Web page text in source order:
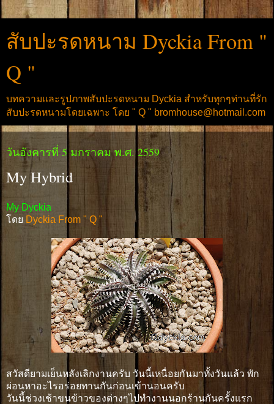
สับปะรดหนาม Dyckia From "
Q "
บทความและรูปภาพสับปะรดหนาม Dyckia สำหรับทุกๆท่านที่รัก
สับปะรดหนามโดยเฉพาะ โดย " Q " bromhouse@hotmail.com
วันอังคารที่ 5 มกราคม พ.ศ. 2559
My Hybrid
My Dyckia
โดย Dyckia From " Q "
สวัสดียามเย็นหลังเลิกงานครับ วันนี้เหนื่อยกันมาทั้งวันแล้ว พัก
ผ่อนหาอะไรอร่อยทานกันก่อนเข้านอนครับ
วันนี้ช่วงเช้าขนข้าวของต่างๆไปทำงานนอกร้านกันครั้งแรก